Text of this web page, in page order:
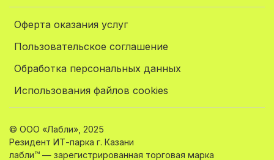
Оферта оказания услуг
Пользовательское соглашение
Обработка персональных данных
Использования файлов cookies
© ООО «Лабли», 2025
Резидент ИТ-парка г. Казани
лабли™ — зарегистрированная торговая марка